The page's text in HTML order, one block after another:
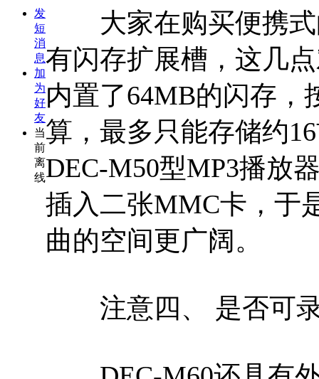
发
短
消
息
加
为
好
友
当
前
离
线
大家在购买便携式
有闪存扩展槽，这几
内置了64MB的闪存，
算，最多只能存储约
DEC-M50型MP3播放
插入二张MMC卡，于
曲的空间更广阔。
注意四、 是否可